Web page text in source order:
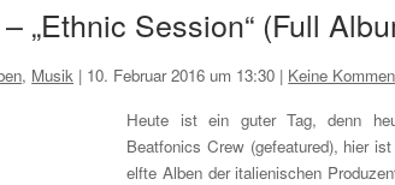
„Ethnic Session“ (Full
, Musik | 10. Februar 2016 um 13:30 | Keine
Heute ist ein guter Tag, denn
Beatfonics Crew (gefeatured), hier
elfte Alben der italienischen